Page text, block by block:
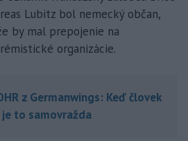
Lubitz bol nemecký občan,
by mal prepojenie na
organizácie.
z Germanwings: Keď človek
to samovražda